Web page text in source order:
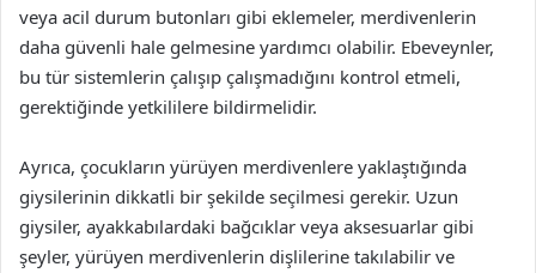
veya acil durum butonları gibi eklemeler, merdivenlerin
daha güvenli hale gelmesine yardımcı olabilir. Ebeveynler,
bu tür sistemlerin çalışıp çalışmadığını kontrol etmeli,
gerektiğinde yetkililere bildirmelidir.
Ayrıca, çocukların yürüyen merdivenlere yaklaştığında
giysilerinin dikkatli bir şekilde seçilmesi gerekir. Uzun
giysiler, ayakkabılardaki bağcıklar veya aksesuarlar gibi
şeyler, yürüyen merdivenlerin dişlilerine takılabilir ve